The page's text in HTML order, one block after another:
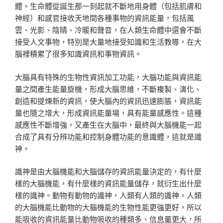
體。生命體從誕生那一刻起就不斷地用身體（包括肌膚和
神經）和感官接收天地間各種事物的資訊能量，包括風
雲、光影、陰晴、冷暖和聲音，在人類生命體中還會不斷
接受人文事物，特別是大量地接受知識和生活教導，在大
腦裡積累了很多知識資訊和事物資訊。
大腦具有特殊的生物性資訊加工功能，大腦功能與資訊能
量之間產生能量旋機，形成大腦思維，不斷複製、演化、
創造和提煉新的資訊，使大腦內的資訊迅速膨脹，資訊能
量也隨之增大，形成資訊能量場，具有能量感應性。這種
感應性不斷增強，又產生在大腦中，最終與大腦機能一起
合成了具有分辨功能和控制身體功能的意識體，這就是識
神。
識神是由大腦機能和大腦儲存的資訊能量決定的，有什麼
樣的大腦機能，有什麼樣的資訊能量儲存，就衍生出什麼
樣的識神。動物有動物的識神，人類有人類的識神。人類
的大腦機能比動物的大腦機能的生物性能更強更好，所以
能吸收的資訊能量比動物吸收的種類多、信息量更大，所